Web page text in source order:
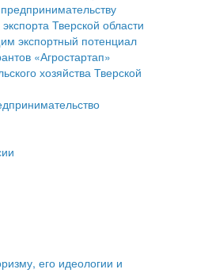
граждан
регламентов
субъектов малого и
субъектов малого и
Тверской области
экспортный потенциал
«Агростартап»
хозяйства Тверской
его идеологии и